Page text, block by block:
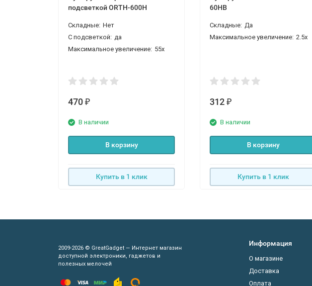
подсветкой ORTH-600H
Складные: Нет
С подсветкой: да
Максимальное увеличение: 55x
470 ₽
В наличии
В корзину
Купить в 1 клик
60HB
Складные: Да
Максимальное увеличение: 2.5x
312 ₽
В наличии
В корзину
Купить в 1 клик
2009-2026 © GreatGadget — Интернет магазин
доступной электроники, гаджетов и
полезных мелочей
Информация
О магазине
Доставка
Оплата